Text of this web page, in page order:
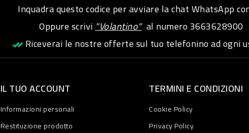
Inquadra questo codice per avviare la chat WhatsApp
Oppure scrivi"Volantino"al numero3663628900
Riceverai le nostre offerte sul tuo telefonino ad ogni
IL TUO ACCOUNT
Informazioni personali
Restituzione prodotto
TERMINI E CONDIZIONI
Cookie Policy
Privacy Policy